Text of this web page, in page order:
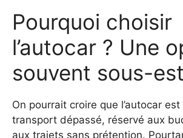
Pourquoi choisir
l’autocar ? Une
souvent sous-
On pourrait croire que l’autocar
transport dépassé, réservé aux
aux trajets sans prétention.